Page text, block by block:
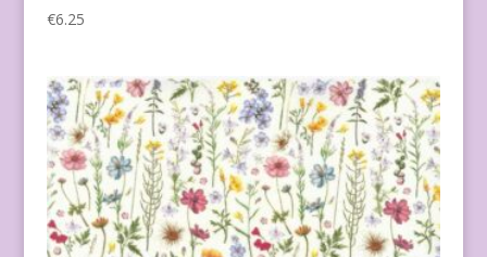
€6.25